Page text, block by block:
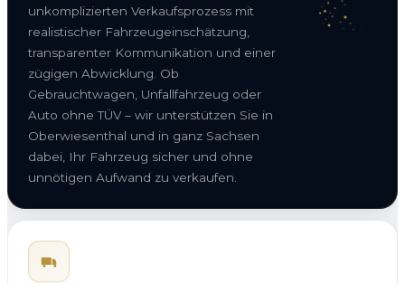
unkomplizierten Verkaufsprozess mit
realistischer Fahrzeugeinschätzung,
transparenter Kommunikation und einer
zügigen Abwicklung. Ob
Gebrauchtwagen, Unfallfahrzeug oder
Auto ohne TÜV – wir unterstützen Sie in
Oberwiesenthal und in ganz Sachsen
dabei, Ihr Fahrzeug sicher und ohne
unnötigen Aufwand zu verkaufen.